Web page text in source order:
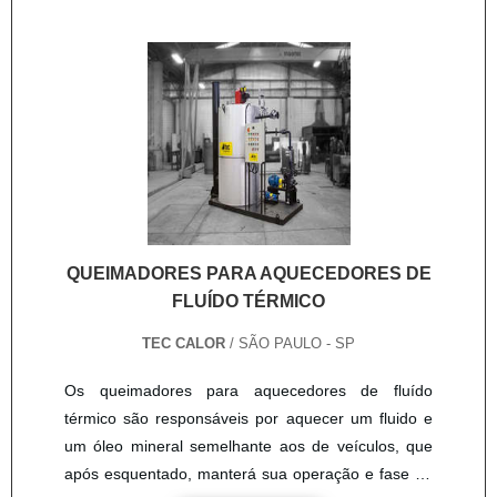
vaso de pressão a maior preocupação é em
garantir a satisfação dos clientes e por isso investe
na produção de equipamentos de alta
qualidade.Conta com o maior know how freimar
atuando como fabricante de equipamentos
industriais, valorizando a qualidade e a confiança
para a realização de projetos e processos
produtivos. Para saber mais, clique aqui. .
dentro da temperatura ideal para que não
comprometa o andamento do processo, p....
QUEIMADORES PARA AQUECEDORES DE
FLUÍDO TÉRMICO
TEC CALOR / SÃO PAULO - SP
Os queimadores para aquecedores de fluído
térmico são responsáveis por aquecer um fluido e
um óleo mineral semelhante aos de veículos, que
após esquentado, manterá sua operação e fase da